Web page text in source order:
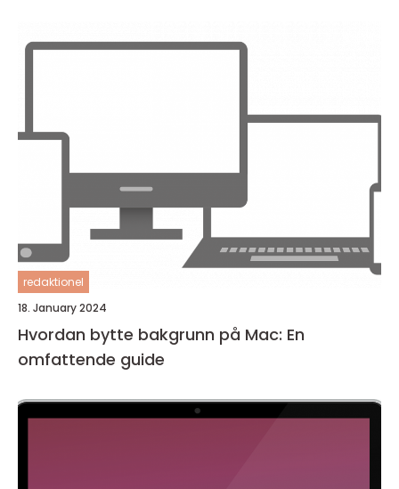
redaktionel
18. January 2024
Hvordan bytte bakgrunn på Mac: En
omfattende guide